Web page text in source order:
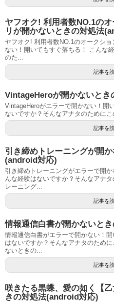
ヤフオク! 利用者数NO.1の
リが開かないときの対処法
ヤフオク! 利用者数NO.1のオークシ
ない！開いてもすぐ落ちる！ こんな
のた...
記事を
VintageHeroが開かないと
VintageHeroがエラーで開かない！開
ないですか？そんなアナタのためにこ
記事を
引き締めトレーニングが開
(android対応)
引き締めトレーニングがエラーで開
んな経験はないですか？そんなアナ
レーニング...
記事を
情報通信白書が開かないと
情報通信白書がエラーで開かない！
はないですか？そんなアナタのため
ないときの...
記事を
咲きたる黒蝶、愛の如く【
きの対処法(android対応)